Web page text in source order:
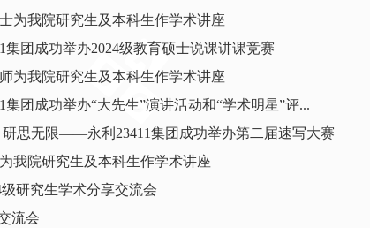
为我院研究生及本科生作学术讲座
团成功举办2024级教育硕士说课讲课竞赛
为我院研究生及本科生作学术讲座
团成功举办“大先生”演讲活动和“学术明星”评...
思无限——永利23411集团成功举办第二届速写大赛
我院研究生及本科生作学术讲座
研究生学术分享交流会
流会